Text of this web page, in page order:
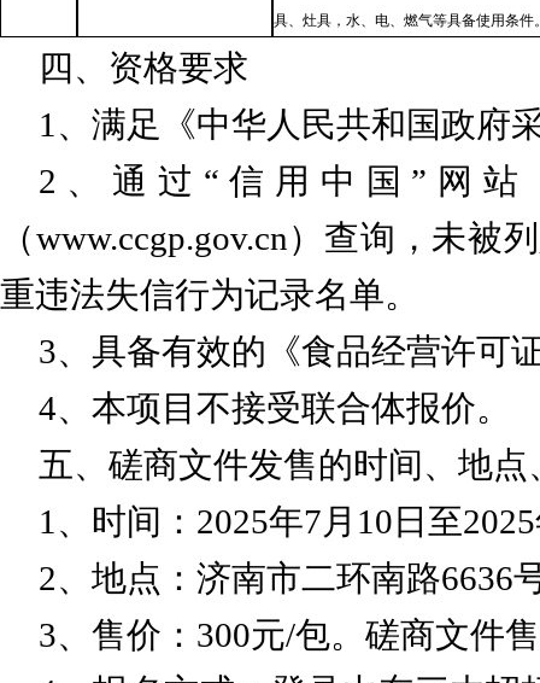
具、灶具，水、电、燃气等具备使用条件
四、 资格要求
1、满足《中华人民共和国政府
2、通过“信用中国”网站（
（www.ccgp.gov.cn）查询，未
重违法失信行为记录名单。
3、具备有效的《食品经营许可
4、本项目不接受联合体报价。
五、磋商文件发售的时间、地点
1、时间：2025年7月10 日至
2、地点：济南市二环南路6636
3、售价：300元/包。磋商文件